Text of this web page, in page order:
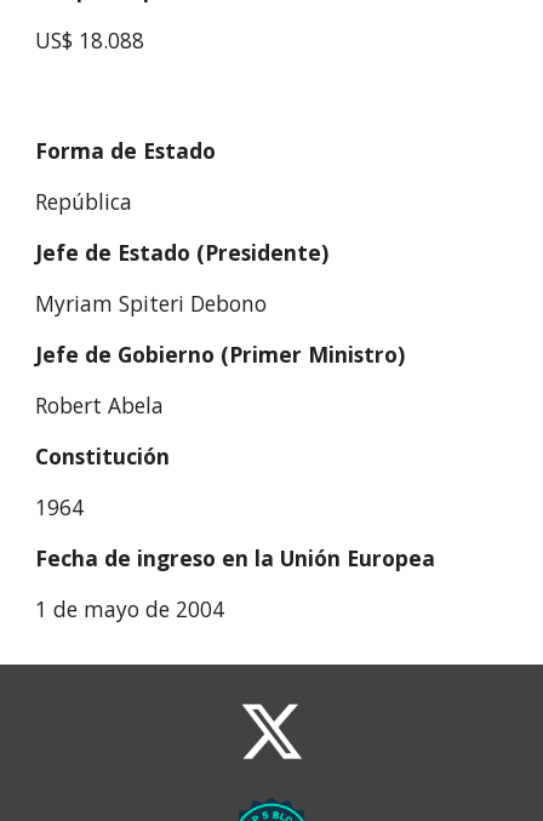
US$ 18.088
Forma de Estado
República
Jefe de Estado (Presidente)
Myriam Spiteri Debono
Jefe de Gobierno (Primer Ministro)
Robert Abela
Constitución
1964
Fecha de ingreso en la Unión Europea
1 de mayo de 2004